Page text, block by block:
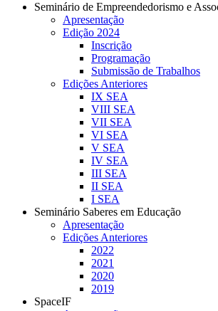
Seminário de Empreendedorismo e
Apresentação
Edição 2024
Inscrição
Programação
Submissão de Trabalhos
Edições Anteriores
IX SEA
VIII SEA
VII SEA
VI SEA
V SEA
IV SEA
III SEA
II SEA
I SEA
Seminário Saberes em Educação
Apresentação
Edições Anteriores
2022
2021
2020
2019
SpaceIF